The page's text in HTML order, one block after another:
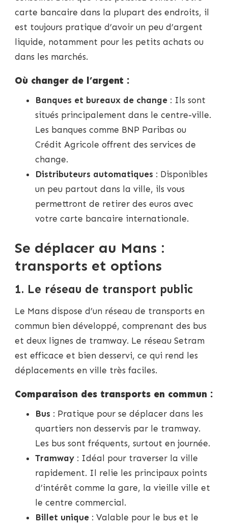
carte bancaire dans la plupart des endroits, il
est toujours pratique d’avoir un peu d’argent
liquide, notamment pour les petits achats ou
dans les marchés.
Où changer de l’argent :
Banques et bureaux de change : Ils sont
situés principalement dans le centre-ville.
Les banques comme BNP Paribas ou
Crédit Agricole offrent des services de
change.
Distributeurs automatiques : Disponibles
un peu partout dans la ville, ils vous
permettront de retirer des euros avec
votre carte bancaire internationale.
Se déplacer au Mans :
transports et options
1. Le réseau de transport public
Le Mans dispose d’un réseau de transports en
commun bien développé, comprenant des bus
et deux lignes de tramway. Le réseau Setram
est efficace et bien desservi, ce qui rend les
déplacements en ville très faciles.
Comparaison des transports en commun :
Bus : Pratique pour se déplacer dans les
quartiers non desservis par le tramway.
Les bus sont fréquents, surtout en journée.
Tramway : Idéal pour traverser la ville
rapidement. Il relie les principaux points
d’intérêt comme la gare, la vieille ville et
le centre commercial.
Billet unique : Valable pour le bus et le